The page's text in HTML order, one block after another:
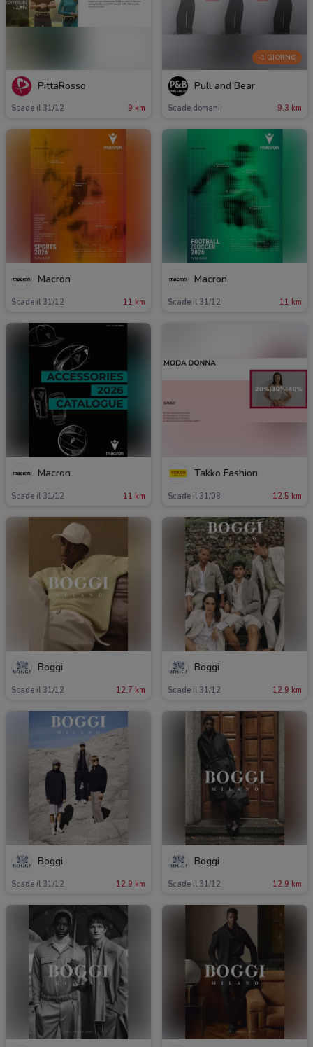
PittaRosso
Scade il 31/12 9 km
-1 GIORNO
Pull and Bear
Scade domani 9.3 km
Macron
Scade il 31/12 11 km
Macron
Scade il 31/12 11 km
Macron
Scade il 31/12 11 km
Takko Fashion
Scade il 31/08 12.5 km
Boggi
Scade il 31/12 12.7 km
Boggi
Scade il 31/12 12.9 km
Boggi
Scade il 31/12 12.9 km
Boggi
Scade il 31/12 12.9 km